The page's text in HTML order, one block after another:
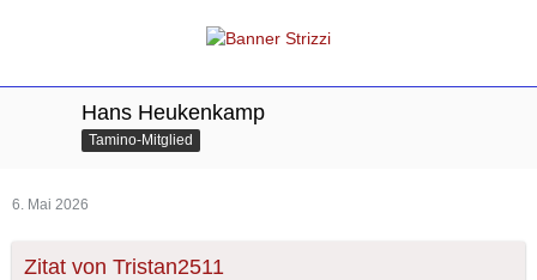
Hans Heukenkamp
Tamino-Mitglied
6. Mai 2026
Zitat von Tristan2511